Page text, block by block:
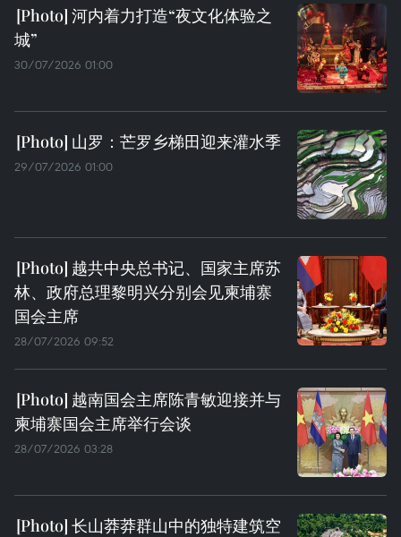
河内着力打造“夜文化体验之
城”
30/07/2026 01:00
山罗：芒罗乡梯田迎来灌水季
29/07/2026 01:00
越共中央总书记、国家主席苏
林、政府总理黎明兴分别会见柬埔寨
国会主席
28/07/2026 09:52
越南国会主席陈青敏迎接并与
柬埔寨国会主席举行会谈
28/07/2026 03:28
长山莽莽群山中的独特建筑空